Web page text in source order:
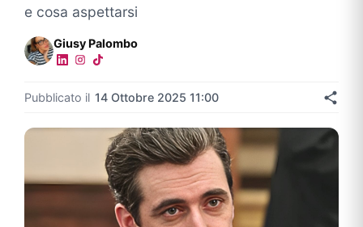
e cosa aspettarsi
Giusy Palombo
Pubblicato il 14 Ottobre 2025 11:00